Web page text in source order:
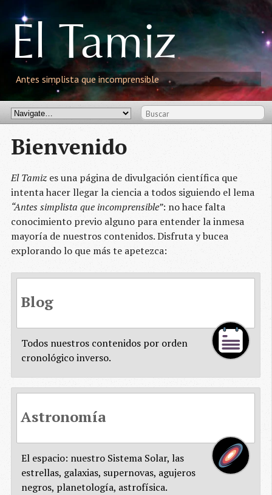
El Tamiz
Antes simplista que incomprensible
Bienvenido
El Tamiz es una página de divulgación científica que
intenta hacer llegar la ciencia a todos siguiendo el lema
“Antes simplista que incomprensible”: no hace falta
conocimiento previo alguno para entender la inmesa
mayoría de nuestros contenidos. Disfruta y bucea
explorando lo que más te apetezca:
Blog
Todos nuestros contenidos por orden
cronológico inverso.
Astronomía
El espacio: nuestro Sistema Solar, las
estrellas, galaxias, supernovas, agujeros
negros, planetología, astrofísica.